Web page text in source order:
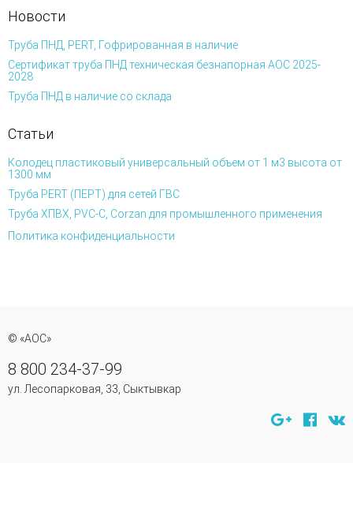
Новости
Труба ПНД, PERT, Гофрированная в наличие
Сертификат труба ПНД техническая безнапорная АОС 2025-
2028
Труба ПНД в наличие со склада
Статьи
Колодец пластиковый универсальный объем от 1 м3 высота от
1300 мм
Труба PERT (ПЕРТ) для сетей ГВС
Труба ХПВХ, PVC-C, Corzan для промышленного применения
Политика конфиденциальности
© «АОС»
8 800 234-37-99
ул. Лесопарковая, 33, Сыктывкар